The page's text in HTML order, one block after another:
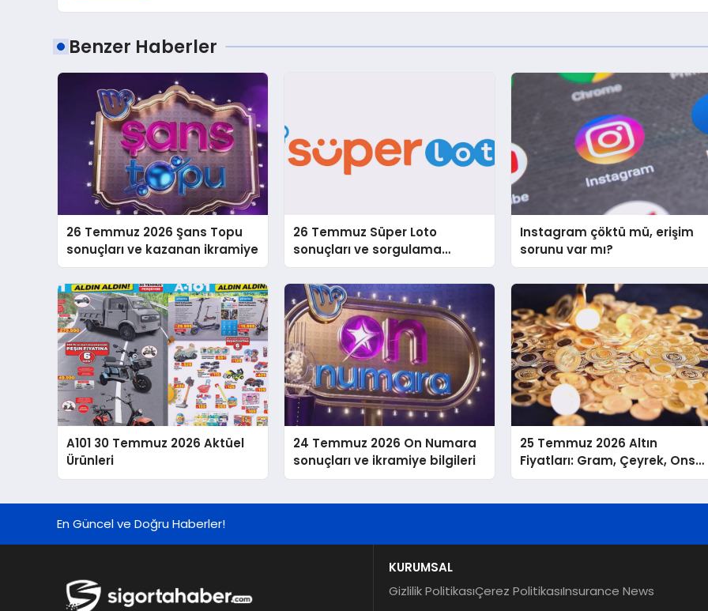
Benzer Haberler
26 Temmuz 2026 Şans Topu
sonuçları ve kazanan ikramiye
26 Temmuz Süper Loto
sonuçları ve sorgulama
bilgileri
Instagram çöktü mü, erişim
sorunu var mı?
A101 30 Temmuz 2026 Aktüel
Ürünleri
24 Temmuz 2026 On Numara
sonuçları ve ikramiye bilgileri
25 Temmuz 2026 Altın
Fiyatları: Gram, Çeyrek, Ons
ve Cumhuriyet Altını
En Güncel ve Doğru Haberler!
KURUMSAL
Gizlilik PolitikasıÇerez PolitikasıInsurance News